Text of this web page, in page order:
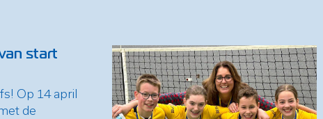
start
Op 14 april
de